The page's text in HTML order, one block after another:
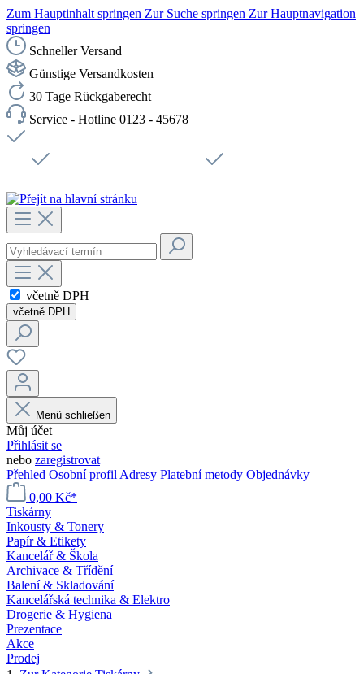
Zum Hauptinhalt springen Zur Suche springen Zur Hauptnavigation
springen
Schneller Versand
Günstige Versandkosten
30 Tage Rückgaberecht
Service - Hotline 0123 - 45678
včetně DPH
včetně DPH
Menü schließen
Můj účet
Přihlásit se
nebo zaregistrovat
Přehled Osobní profil Adresy Platební metody Objednávky
0,00 Kč*
Tiskárny
Inkousty & Tonery
Papír & Etikety
Kancelář & Škola
Archivace & Třídění
Balení & Skladování
Kancelářská technika & Elektro
Drogerie & Hygiena
Prezentace
Akce
Prodej